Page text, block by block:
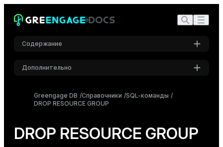
Содержание
Синтаксис
Параметры
Дополнительно
Шрифт
Greengage DB Справочники SQL-команды
DROP RESOURCE GROUP
DROP RESOURCE GROUP